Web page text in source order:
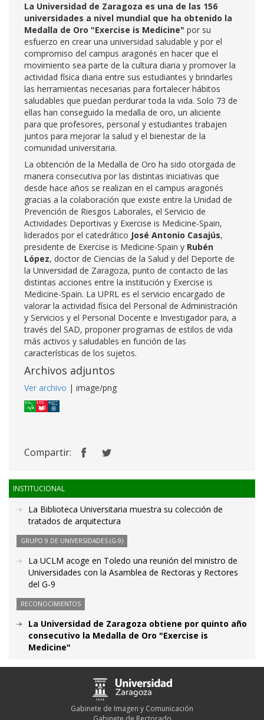
La Universidad de Zaragoza es una de las 156
universidades a nivel mundial que ha obtenido la
Medalla de Oro "Exercise is Medicine" por su
esfuerzo en crear una universidad saludable y por el
compromiso del campus aragonés en hacer que el
movimiento sea parte de la cultura diaria y promover la
actividad física diaria entre sus estudiantes y brindarles
las herramientas necesarias para fortalecer hábitos
saludables que puedan perdurar toda la vida. Solo 73 de
ellas han conseguido la medalla de oro, un aliciente
para que profesores, personal y estudiantes trabajen
juntos para mejorar la salud y el bienestar de la
comunidad universitaria.
La obtención de la Medalla de Oro ha sido otorgada de
manera consecutiva por las distintas iniciativas que
desde hace años se realizan en el campus aragonés
gracias a la colaboración que existe entre la Unidad de
Prevención de Riesgos Laborales, el Servicio de
Actividades Deportivas y Exercise is Medicine-Spain,
liderados por el catedrático José Antonio Casajús,
presidente de Exercise is Medicine-Spain y Rubén
López, doctor de Ciencias de la Salud y del Deporte de
la Universidad de Zaragoza, punto de contacto de las
distintas acciones entre la institución y Exercise is
Medicine-Spain. La UPRL es el servicio encargado de
valorar la actividad física del Personal de Administración
y Servicios y el Personal Docente e Investigador para, a
través del SAD, proponer programas de estilos de vida
más activos y saludables en función de las
características de los sujetos.
Archivos adjuntos
Ver archivo | image/png
Compartir:
INSTITUCIONAL
La Biblioteca Universitaria muestra su colección de
tratados de arquitectura
GRUPO 9 DE UNIVERSIDADES (G-9)
La UCLM acoge en Toledo una reunión del ministro de
Universidades con la Asamblea de Rectoras y Rectores
del G-9
RECONOCIMIENTOS
La Universidad de Zaragoza obtiene por quinto año
consecutivo la Medalla de Oro "Exercise is
Medicine"
Gabinete de Imagen y Comunicación